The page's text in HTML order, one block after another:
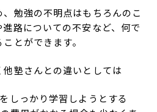
勉強の不明点はもちろんのこ
路についての不安など、何で
とができます。
塾さんとの違いとしては
しっかり学習しようとする